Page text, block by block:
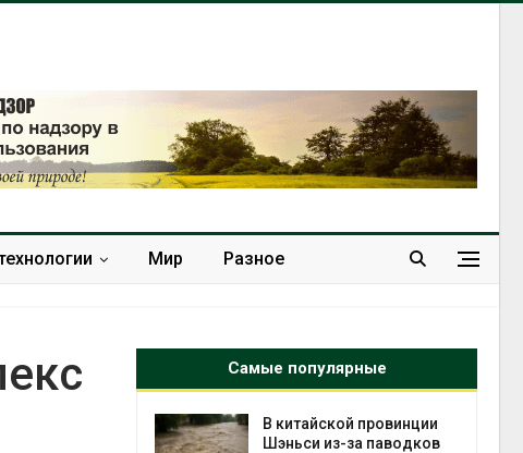
Мир Разное
Самые популярные
В китайской провинции
Шэньси из-за паводков